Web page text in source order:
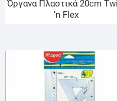
Όργανα Πλαστικά 20cm
‘n Flex